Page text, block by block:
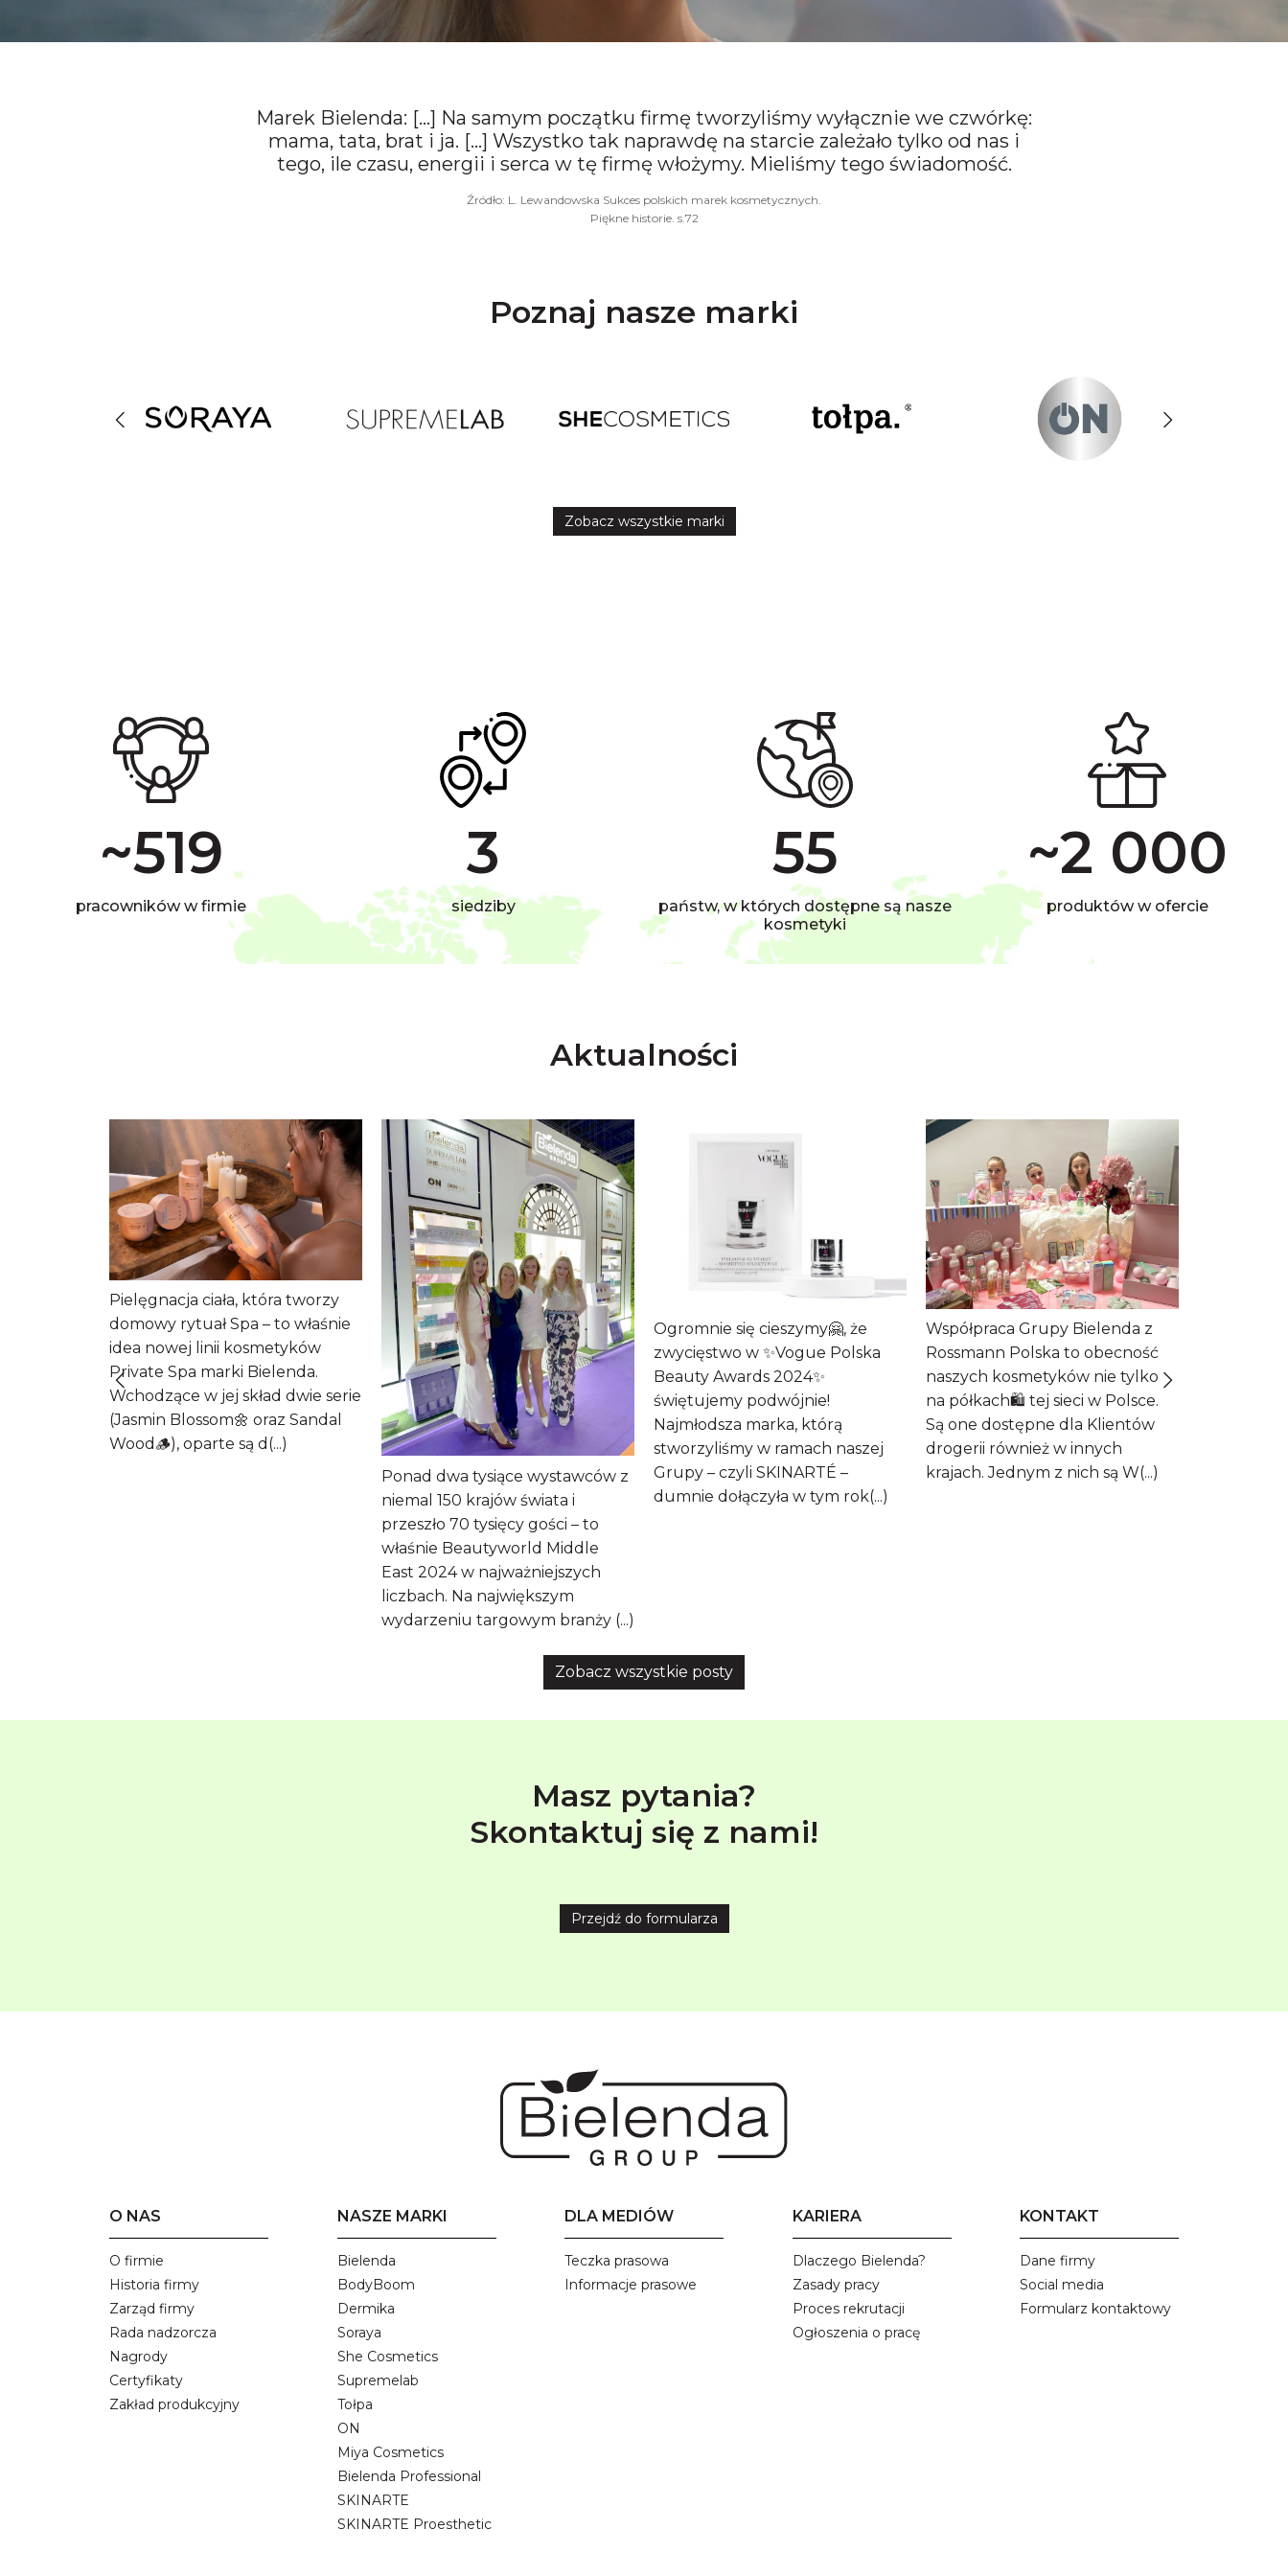
Marek Bielenda: […] Na samym początku firmę tworzyliśmy wyłącznie we czwórkę:
mama, tata, brat i ja. […] Wszystko tak naprawdę na starcie zależało tylko od nas i
tego, ile czasu, energii i serca w tę firmę włożymy. Mieliśmy tego świadomość.
Źródło: L. Lewandowska Sukces polskich marek kosmetycznych.
Piękne historie. s.72
Poznaj nasze marki
Zobacz wszystkie marki
~519
pracowników w firmie
3
siedziby
55
państw, w których dostępne są nasze
kosmetyki
~2 000
produktów w ofercie
Aktualności
Pielęgnacja ciała, która tworzy
domowy rytuał Spa – to właśnie
idea nowej linii kosmetyków
Private Spa marki Bielenda.
Wchodzące w jej skład dwie serie
(Jasmin Blossom🌼 oraz Sandal
Wood🪵), oparte są d(...)
Ponad dwa tysiące wystawców z
niemal 150 krajów świata i
przeszło 70 tysięcy gości – to
właśnie Beautyworld Middle
East 2024 w najważniejszych
liczbach. Na największym
wydarzeniu targowym branży (...)
Ogromnie się cieszymy🤗, że
zwycięstwo w ✨Vogue Polska
Beauty Awards 2024✨
świętujemy podwójnie!
Najmłodsza marka, którą
stworzyliśmy w ramach naszej
Grupy – czyli SKINARTÉ –
dumnie dołączyła w tym rok(...)
Współpraca Grupy Bielenda z
Rossmann Polska to obecność
naszych kosmetyków nie tylko
na półkach🛍️ tej sieci w Polsce.
Są one dostępne dla Klientów
drogerii również w innych
krajach. Jednym z nich są W(...)
Zobacz wszystkie posty
Masz pytania?
Skontaktuj się z nami!
Przejdź do formularza
O NAS
O firmie
Historia firmy
Zarząd firmy
Rada nadzorcza
Nagrody
Certyfikaty
Zakład produkcyjny
NASZE MARKI
Bielenda
BodyBoom
Dermika
Soraya
She Cosmetics
Supremelab
Tołpa
ON
Miya Cosmetics
Bielenda Professional
SKINARTE
SKINARTE Proesthetic
DLA MEDIÓW
Teczka prasowa
Informacje prasowe
KARIERA
Dlaczego Bielenda?
Zasady pracy
Proces rekrutacji
Ogłoszenia o pracę
KONTAKT
Dane firmy
Social media
Formularz kontaktowy